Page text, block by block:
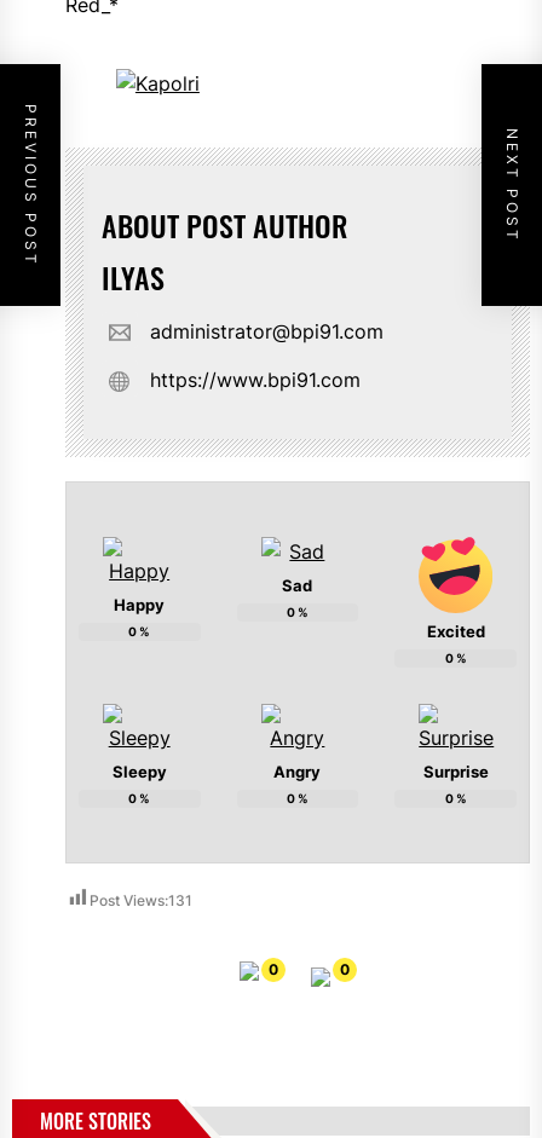
Red_*
ABOUT POST AUTHOR
ILYAS
administrator@bpi91.com
https://www.bpi91.com
Happy
0%
Sad
0%
Excited
0%
Sleepy
0%
Angry
0%
Surprise
0%
Post Views:131
0 0
PREVIOUS POST NEXT POST
MORE STORIES